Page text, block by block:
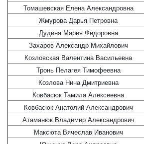
Томашевская Елена Александровна
Жмурова Дарья Петровна
Дудина Мария Федоровна
Захаров Александр Михайлович
Козловская Валентина Васильевна
Тронь Пелагея Тимофеевна
Козлова Нина Дмитриевна
Ковбасюк Тамила Алексеевна
Ковбасюк Анатолий Александрович
Атаманюк Владимир Александрович
Максюта Вячеслав Иванович